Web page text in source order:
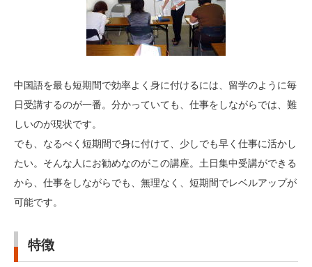
中国語を最も短期間で効率よく身に付けるには、留学のように毎
日受講するのが一番。分かっていても、仕事をしながらでは、難
しいのが現状です。
でも、なるべく短期間で身に付けて、少しでも早く仕事に活かし
たい。そんな人にお勧めなのがこの講座。土日集中受講ができる
から、仕事をしながらでも、無理なく、短期間でレベルアップが
可能です。
特徴